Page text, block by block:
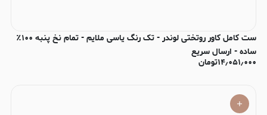
ست کامل کاور روتختی لوندر - تک رنگ یاسی ملایم - تمام نخ پنبه ۱۰۰٪
ساده - ارسال سریع
۱۴٫۰۵۱٫۰۰۰تومان